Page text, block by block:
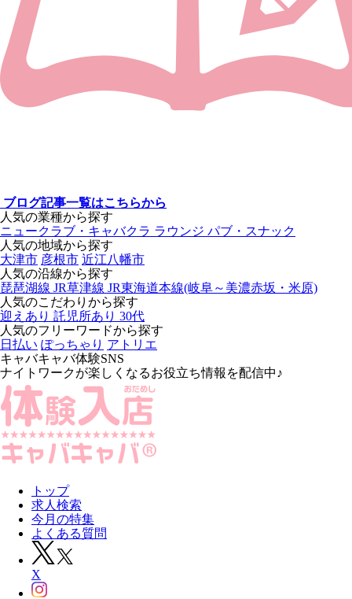
ブログ記事一覧はこちらから
人気の業種から探す
ニュークラブ・キャバクラ ラウンジ パブ・スナック
人気の地域から探す
大津市 彦根市 近江八幡市
人気の沿線から探す
琵琶湖線 JR草津線 JR東海道本線(岐阜～美濃赤坂・米原)
人気のこだわりから探す
迎えあり 託児所あり 30代
人気のフリーワードから探す
日払い ぽっちゃり アトリエ
キャバキャバ体験SNS
ナイトワークが楽しくなるお役立ち情報を配信中♪
トップ
求人検索
今月の特集
よくある質問
X